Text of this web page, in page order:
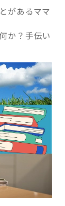
があるママ
か？手伝い